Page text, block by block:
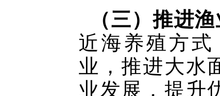
（三）推进
近海养殖方
业，推进大水
业发展，提升